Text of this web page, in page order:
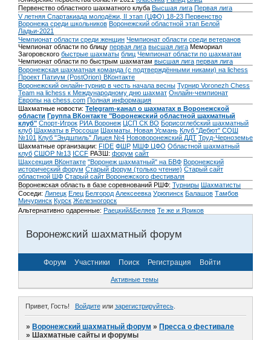
Первенство областного шахматного клуба Высшая лига Первая лига
V летняя Спартакиада молодёжи, II этап (ЦФО) 18-23 Первенство
Воронежа среди школьников Воронежский областной этап Белой
Ладьи-2021
Чемпионат области среди женщин Чемпионат области среди ветеранов
Чемпионат области по блицу первая лига высшая лига Мемориал
Загоровского быстрые шахматы блиц Чемпионат области по шахматам
Чемпионат области по быстрым шахматам высшая лига первая лига
Воронежская шахматная команда (с подтверждёнными никами) на lichess
Проект Патиум (PostOrion) ВКонтакте
Воронежский онлайн-турнир в честь начала весны Турнир Voronezh Chess
Team на lichess к Международному дню шахмат Онлайн-чемпионат
Европы на chess.com Полная информация
Шахматные новости: Telegram-канал о шахматах в Воронежской
области Группа ВКонтакте "Воронежский областной шахматный
клуб" Спорт-Игрок РИА Воронеж ЦСП СК ВО Борисоглебский шахматный
клуб Шахматы в Россоши Шахматы. Новая Усмань Клуб "Дебют" СОШ
№101 Клуб "Эндшпиль" Лицея №4 Нововоронежский ДДТ Труд-Черноземье
Шахматные организации: FIDE ФШР МШФ ЦФО Областной шахматный
клуб СШОР №13 ICCF РАЗШ: форум сайт
Шахсекция ВКонтакте "Воронеж шахматный" на БВФ Воронежский
исторический форум Cтарый форум (только чтение) Старый сайт
областной ШФ Старый сайт Воронежского фестиваля
Воронежская область в базе соревнований РШФ: Турниры Шахматисты
Соседи: Липецк Елец Белгород Алексеевка Урюпинск Балашов Тамбов
Мичуринск Курск Железногорск
Альтернативно одаренные: Раецкий&Беляев Те же и Яриков
Воронежский шахматный форум
Форум Участники Поиск Регистрация Войти
Активные темы
Привет, Гость! Войдитеили зарегистрируйтесь.
»Воронежский шахматный форум »Пресса о фестивале
»Шахматные сайты и форумы